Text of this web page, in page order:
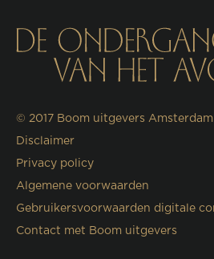
© 2017 Boom uitgevers Amsterdam
Disclaimer
Privacy policy
Algemene voorwaarden
Gebruikersvoorwaarden digitale
Contact met Boom uitgevers